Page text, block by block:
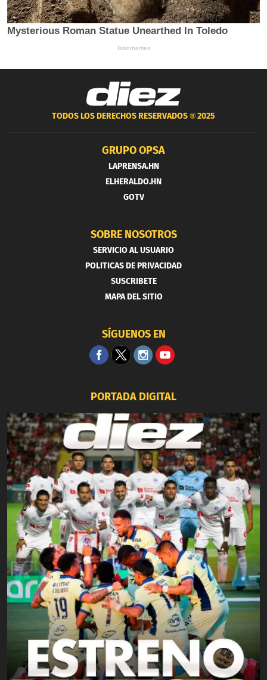
TODOS LOS DERECHOS RESERVADOS ®2025
GRUPO OPSA
LAPRENSA.HN
ELHERALDO.HN
GOTV
SOBRE NOSOTROS
SERVICIO AL USUARIO
POLITICAS DE PRIVACIDAD
SUSCRIBETE
MAPA DEL SITIO
SÍGUENOS EN
PORTADA DIGITAL